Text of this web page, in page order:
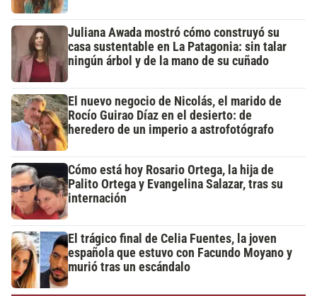
Juliana Awada mostró cómo construyó su
casa sustentable en La Patagonia: sin talar
ningún árbol y de la mano de su cuñado
El nuevo negocio de Nicolás, el marido de
Rocío Guirao Díaz en el desierto: de
heredero de un imperio a astrofotógrafo
Cómo está hoy Rosario Ortega, la hija de
Palito Ortega y Evangelina Salazar, tras su
internación
El trágico final de Celia Fuentes, la joven
española que estuvo con Facundo Moyano y
murió tras un escándalo